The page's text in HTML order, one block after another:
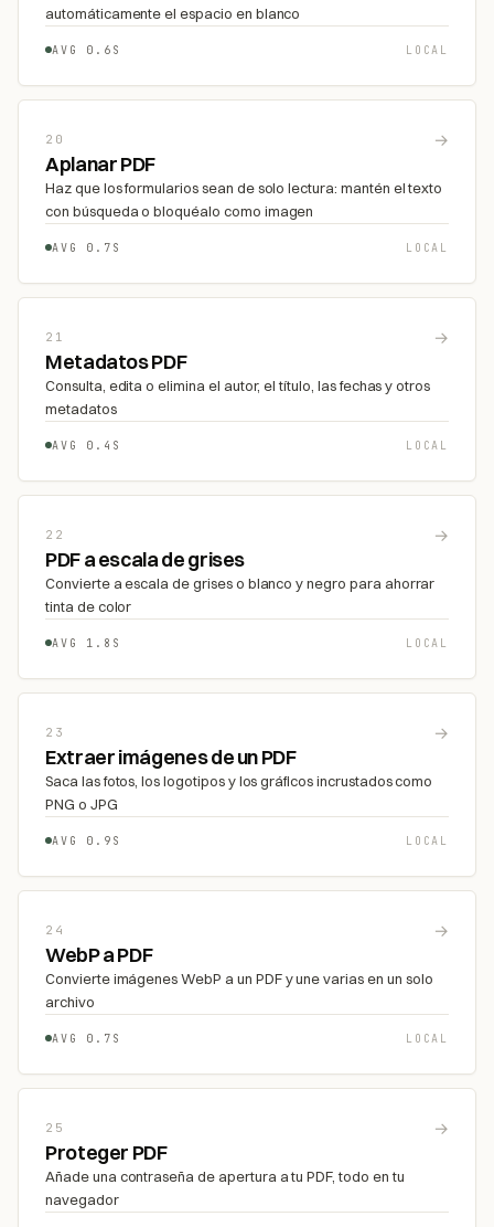
automáticamente el espacio en blanco
AVG 0.6S LOCAL
20 →
Aplanar PDF
Haz que los formularios sean de solo lectura: mantén el texto
con búsqueda o bloquéalo como imagen
AVG 0.7S LOCAL
21 →
Metadatos PDF
Consulta, edita o elimina el autor, el título, las fechas y otros
metadatos
AVG 0.4S LOCAL
22 →
PDF a escala de grises
Convierte a escala de grises o blanco y negro para ahorrar
tinta de color
AVG 1.8S LOCAL
23 →
Extraer imágenes de un PDF
Saca las fotos, los logotipos y los gráficos incrustados como
PNG o JPG
AVG 0.9S LOCAL
24 →
WebP a PDF
Convierte imágenes WebP a un PDF y une varias en un solo
archivo
AVG 0.7S LOCAL
25 →
Proteger PDF
Añade una contraseña de apertura a tu PDF, todo en tu
navegador